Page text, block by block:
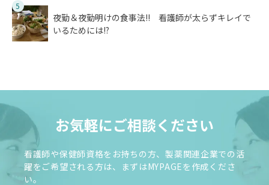
5
夜勤＆夜勤明けの食事法!! 看護師が太らずキレイで
いるためには!?
お気軽にご相談ください
看護師や保健師資格をお持ちの方、製薬関連企業での活
躍をご希望される方は、まずはMYPAGEを作成くださ
い。